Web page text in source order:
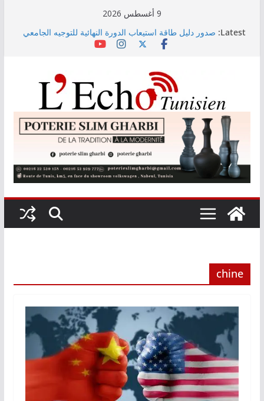
9 أغسطس 2026
Latest: صدور دليل طاقة استيعاب الدورة النهائية للتوجيه الجامعي
وزير التجهيز يتفقد سير أشغال مشروع المدخل الجنوبي
وزارة الأسرة: نسعى لاستكمال دراسة ميدانية حول ظاهرة
تسول الأطفال
مندوب عام حماية الطفولة يحذر
chine